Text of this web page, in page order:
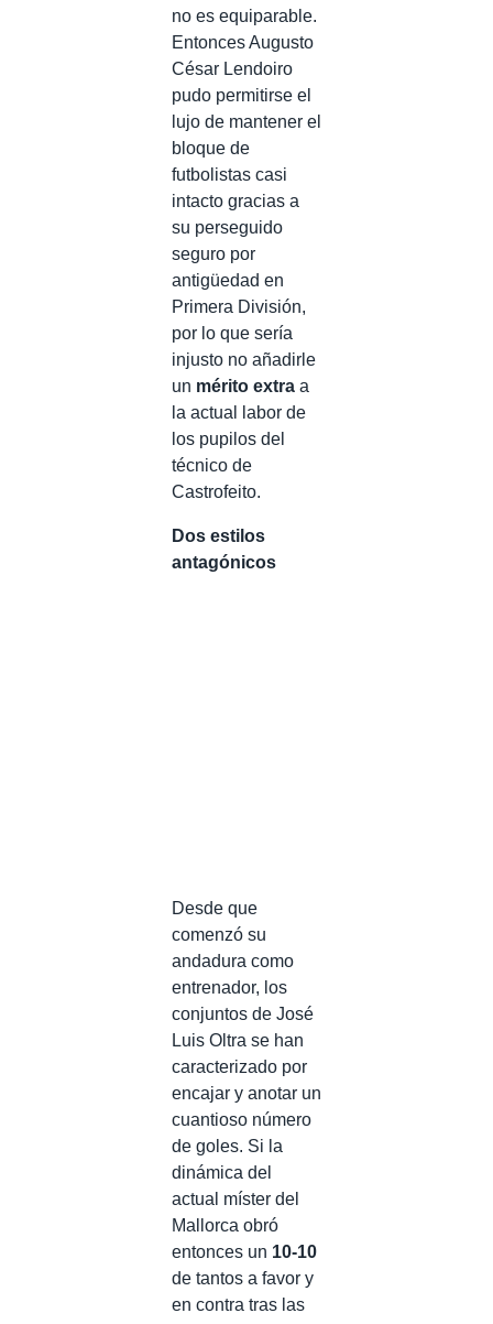
no es equiparable.
Entonces Augusto
César Lendoiro
pudo permitirse el
lujo de mantener el
bloque de
futbolistas casi
intacto gracias a
su perseguido
seguro por
antigüedad en
Primera División,
por lo que sería
injusto no añadirle
un mérito extra a
la actual labor de
los pupilos del
técnico de
Castrofeito.
Dos estilos
antagónicos
Desde que
comenzó su
andadura como
entrenador, los
conjuntos de José
Luis Oltra se han
caracterizado por
encajar y anotar un
cuantioso número
de goles. Si la
dinámica del
actual míster del
Mallorca obró
entonces un 10-10
de tantos a favor y
en contra tras las